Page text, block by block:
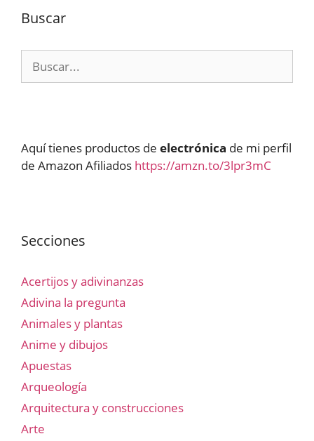
Buscar
Aquí tienes productos de electrónica de mi perfil
de Amazon Afiliados https://amzn.to/3lpr3mC
Secciones
Acertijos y adivinanzas
Adivina la pregunta
Animales y plantas
Anime y dibujos
Apuestas
Arqueología
Arquitectura y construcciones
Arte